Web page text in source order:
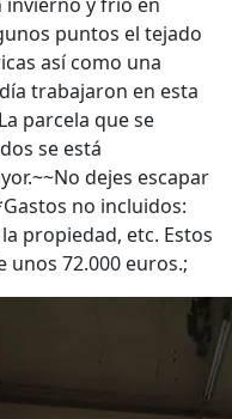
puntos el tejado
así como una
trabajaron en esta
parcela que se
se está
dejes escapar
no incluidos:
propiedad, etc. Estos
72.000 euros.;